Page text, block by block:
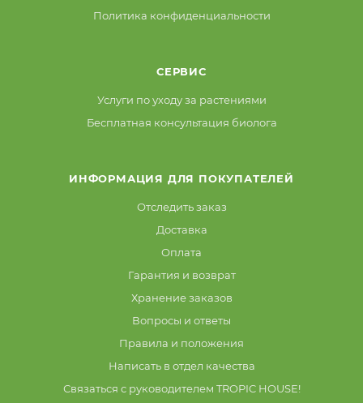
Политика конфиденциальности
СЕРВИС
Услуги по уходу за растениями
Бесплатная консультация биолога
ИНФОРМАЦИЯ ДЛЯ ПОКУПАТЕЛЕЙ
Отследить заказ
Доставка
Оплата
Гарантия и возврат
Хранение заказов
Вопросы и ответы
Правила и положения
Написать в отдел качества
Связаться с руководителем TROPIC HOUSE!